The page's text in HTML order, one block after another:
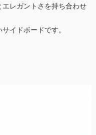
レガントさを持ち合わせ
イドボードです。